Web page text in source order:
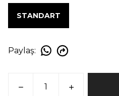
STANDART
Paylaş: